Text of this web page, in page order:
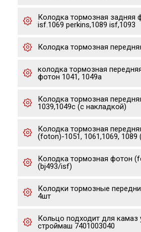
Колодка тормозная задняя
isf.1069 perkins,1089 isf,1093
Колодка тормозная
колодка тормозная
фотон 1041, 1049а
Колодка тормозная
1039,1049c (с накладкой)
Колодка тормозная
(foton)-1051, 1061,1069,
Колодка тормозная фотон
(bj493/isf)
Колодки тормозные
4шт
Кольцо подходит для камаз
строймаш 7401003040